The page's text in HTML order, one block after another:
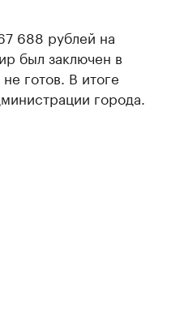
688 рублей на
был заключен в
готов. В итоге
города.